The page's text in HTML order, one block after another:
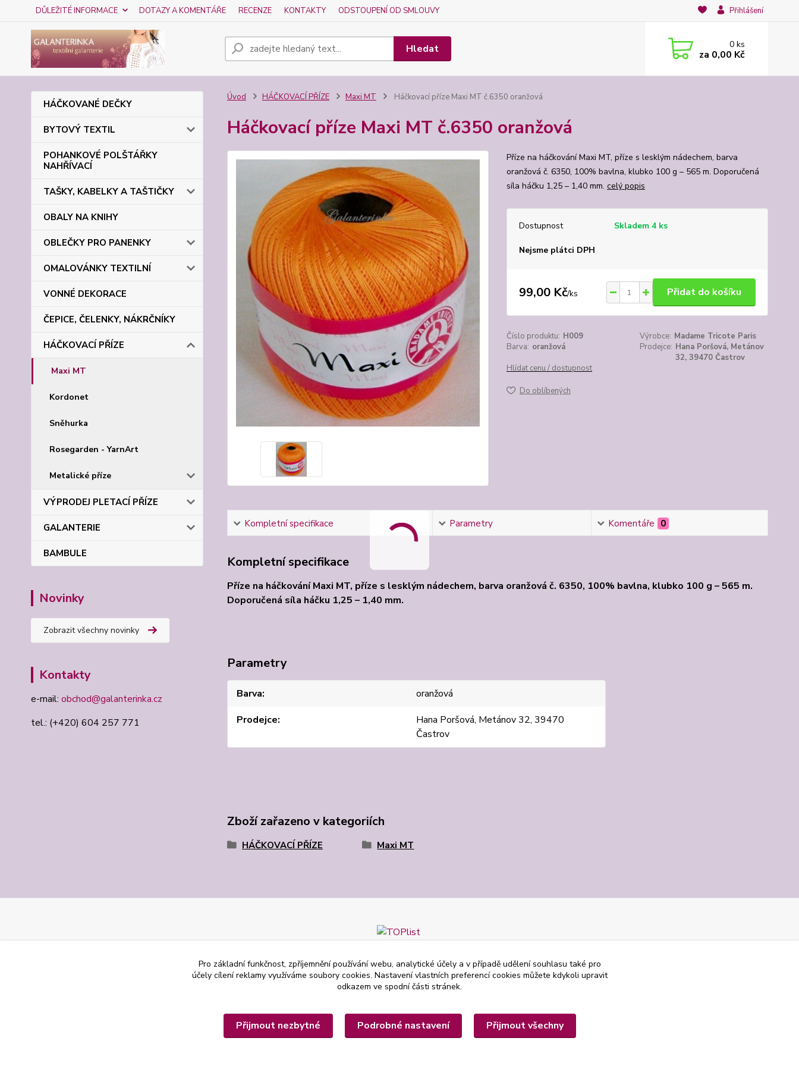
DŮLEŽITÉ INFORMACE DOTAZY A KOMENTÁŘE RECENZE KONTAKTY ODSTOUPENÍ OD SMLOUVY Přihlášení
Hledat 0ks
za 0,00 Kč
HÁČKOVANÉ DEČKY
BYTOVÝ TEXTIL
POHANKOVÉ POLŠTÁŘKY
NAHŘÍVACÍ
TAŠKY, KABELKY A TAŠTIČKY
OBALY NA KNIHY
OBLEČKY PRO PANENKY
OMALOVÁNKY TEXTILNÍ
VONNÉ DEKORACE
ČEPICE, ČELENKY, NÁKRČNÍKY
HÁČKOVACÍ PŘÍZE
Maxi MT
Kordonet
Sněhurka
Rosegarden - YarnArt
Metalické příze
VÝPRODEJ PLETACÍ PŘÍZE
GALANTERIE
BAMBULE
Novinky
Zobrazit všechny novinky
Kontakty
e-mail: obchod@galanterinka.cz
tel.: (+420) 604 257 771
Úvod HÁČKOVACÍ PŘÍZE Maxi MT Háčkovací příze Maxi MT č.6350 oranžová
Háčkovací příze Maxi MT č.6350 oranžová
Příze na háčkování Maxi MT, příze s lesklým nádechem, barva
oranžová č. 6350, 100% bavlna, klubko 100 g – 565 m. Doporučená
síla háčku 1,25 – 1,40 mm. celý popis
Dostupnost Skladem 4 ks
Nejsme plátci DPH
99,00 Kč/ks Přidat do košíku
Číslo produktu: H009 Výrobce: Madame Tricote Paris
Barva: oranžová Prodejce: Hana Poršová, Metánov
32, 39470 Častrov
Hlídat cenu / dostupnost
Do oblíbených
Kompletní specifikace Parametry Komentáře 0
Kompletní specifikace
Příze na háčkování Maxi MT, příze s lesklým nádechem, barva oranžová č. 6350, 100% bavlna, klubko 100 g – 565 m.
Doporučená síla háčku 1,25 – 1,40 mm.
Parametry
Barva
oranžová
Prodejce
Hana Poršová, Metánov 32, 39470
Častrov
Zboží zařazeno v kategoriích
HÁČKOVACÍ PŘÍZE Maxi MT
Pro základní funkčnost, zpříjemnění používání webu, analytické účely a v případě udělení souhlasu také pro
účely cílení reklamy využíváme soubory cookies. Nastavení vlastních preferencí cookies můžete kdykoli upravit
odkazem ve spodní části stránek.
Přijmout nezbytné Podrobné nastavení Přijmout všechny